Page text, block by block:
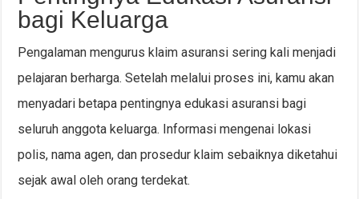
bagi Keluarga
Pengalaman mengurus klaim asuransi sering kali menjadi
pelajaran berharga. Setelah melalui proses ini, kamu akan
menyadari betapa pentingnya edukasi asuransi bagi
seluruh anggota keluarga. Informasi mengenai lokasi
polis, nama agen, dan prosedur klaim sebaiknya diketahui
sejak awal oleh orang terdekat.